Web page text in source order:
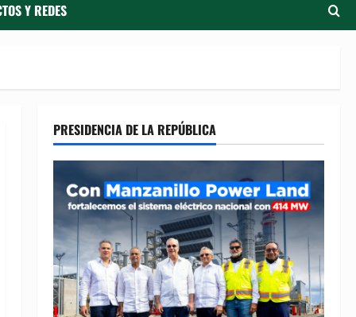
Y REDES
PRESIDENCIA DE LA REPÚBLICA